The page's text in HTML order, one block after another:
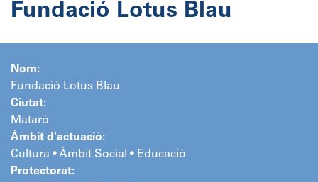
Fundació Lotus Blau
Nom:
Fundació Lotus Blau
Ciutat:
Mataró
Àmbit d'actuació:
Cultura • Àmbit Social • Educació
Protectorat: